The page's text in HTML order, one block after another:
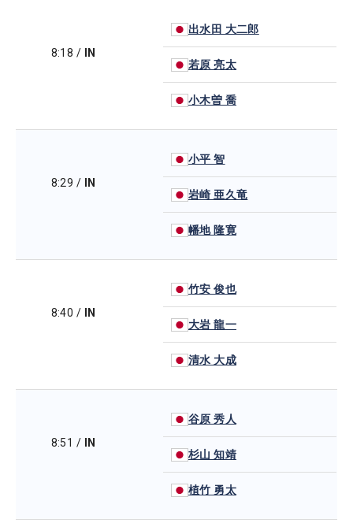
8:18 / IN
出水田 大二郎
若原 亮太
小木曽 喬
8:29 / IN
小平 智
岩崎 亜久竜
幡地 隆寛
8:40 / IN
竹安 俊也
大岩 龍一
清水 大成
8:51 / IN
谷原 秀人
杉山 知靖
植竹 勇太